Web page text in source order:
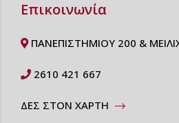
Επικοινωνία
ΠΑΝΕΠΙΣΤΗΜΙΟΥ 200 &
2610 421 667
ΔΕΣ ΣΤΟΝ ΧΑΡΤΗ